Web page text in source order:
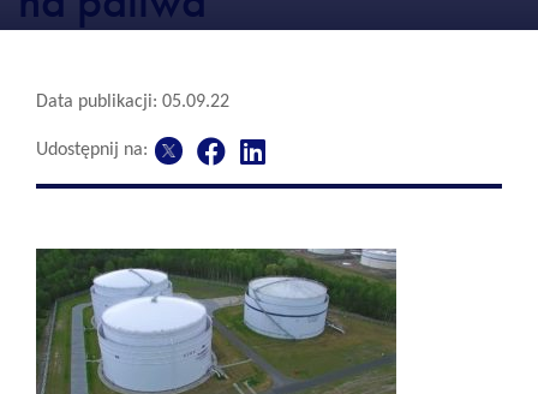
Data publikacji: 05.09.22
Udostępnij na: